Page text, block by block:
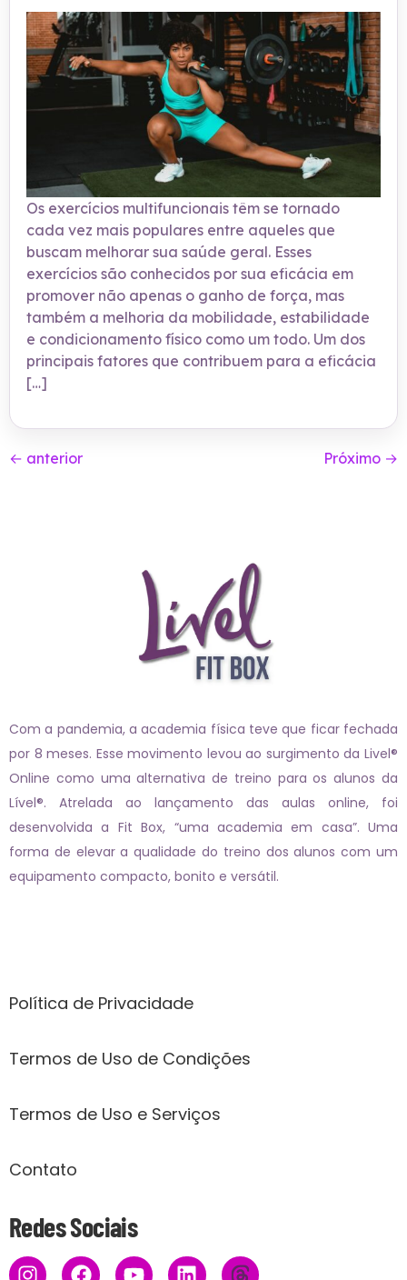
Os exercícios multifuncionais têm se tornado
cada vez mais populares entre aqueles que
buscam melhorar sua saúde geral. Esses
exercícios são conhecidos por sua eficácia em
promover não apenas o ganho de força, mas
também a melhoria da mobilidade, estabilidade
e condicionamento físico como um todo. Um dos
principais fatores que contribuem para a eficácia
[…]
← anterior Próximo →
Com a pandemia, a academia física teve que ficar fechada
por 8 meses. Esse movimento levou ao surgimento da Livel®
Online como uma alternativa de treino para os alunos da
Lível®. Atrelada ao lançamento das aulas online, foi
desenvolvida a Fit Box, “uma academia em casa”. Uma
forma de elevar a qualidade do treino dos alunos com um
equipamento compacto, bonito e versátil.
Política de Privacidade
Termos de Uso de Condições
Termos de Uso e Serviços
Contato
Redes Sociais